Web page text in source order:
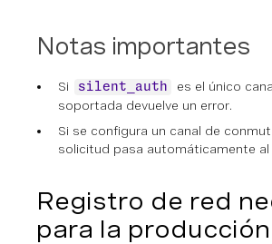
Notas importantes
Si silent_auth
es el único
soportada devuelve un error.
Si se configura un canal de
solicitud pasa automáticamente al
Registro de red
para la producción